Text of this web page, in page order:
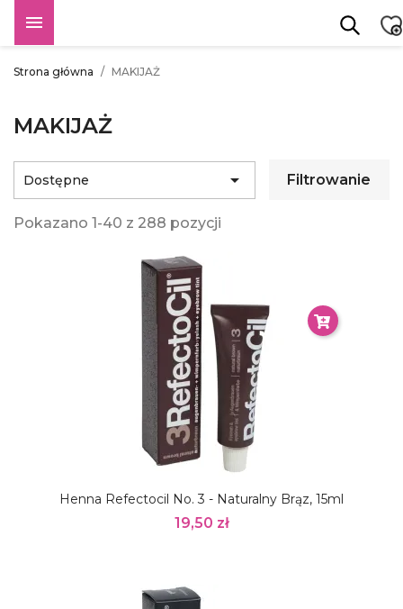

Strona główna MAKIJAŻ
MAKIJAŻ
Dostępne  Filtrowanie
Pokazano 1-40 z 288 pozycji
Henna Refectocil No. 3 - Naturalny Brąz, 15ml
19,50 zł